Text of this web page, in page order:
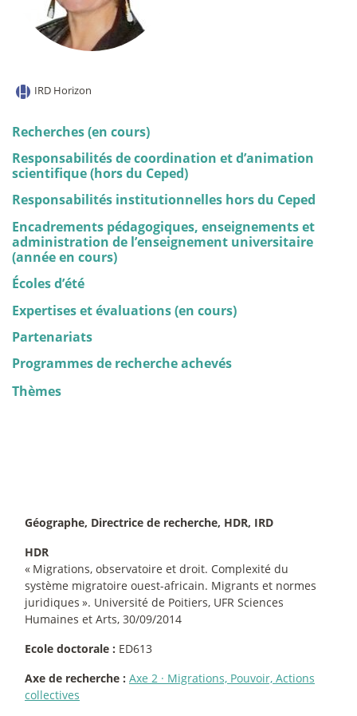
IRD Horizon
Recherches (en cours)
Responsabilités de coordination et d’animation
scientifique (hors du Ceped)
Responsabilités institutionnelles hors du Ceped
Encadrements pédagogiques, enseignements et
administration de l’enseignement universitaire
(année en cours)
Écoles d’été
Expertises et évaluations (en cours)
Partenariats
Programmes de recherche achevés
Thèmes
Géographe, Directrice de recherche, HDR, IRD
HDR
« Migrations, observatoire et droit. Complexité du
système migratoire ouest-africain. Migrants et normes
juridiques ». Université de Poitiers, UFR Sciences
Humaines et Arts, 30/09/2014
Ecole doctorale : ED613
Axe de recherche : Axe 2 · Migrations, Pouvoir, Actions
collectives